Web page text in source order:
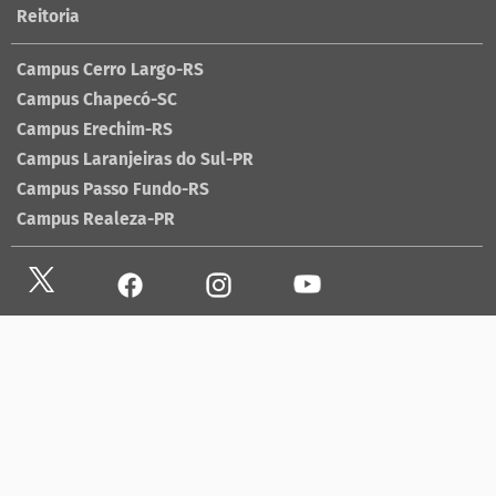
Reitoria
Campus Cerro Largo-RS
Campus Chapecó-SC
Campus Erechim-RS
Campus Laranjeiras do Sul-PR
Campus Passo Fundo-RS
Campus Realeza-PR